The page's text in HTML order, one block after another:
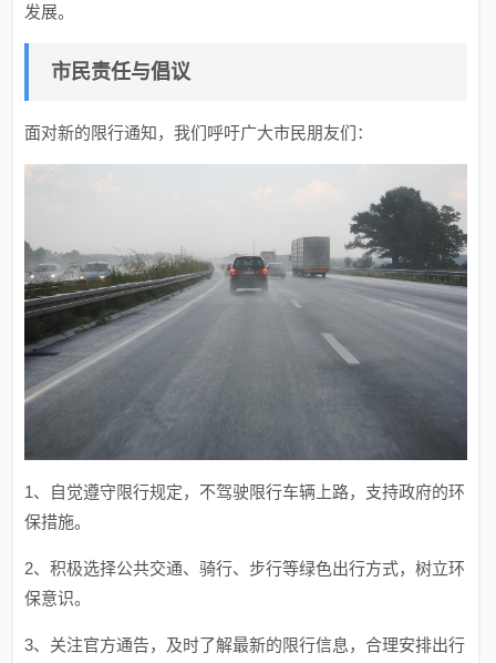
发展。
市民责任与倡议
面对新的限行通知，我们呼吁广大市民朋友们：
1、自觉遵守限行规定，不驾驶限行车辆上路，支持政府的环
保措施。
2、积极选择公共交通、骑行、步行等绿色出行方式，树立环
保意识。
3、关注官方通告，及时了解最新的限行信息，合理安排出行